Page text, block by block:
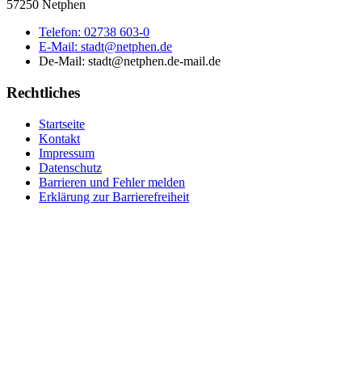
57250 Netphen
Telefon: 02738 603-0
E-Mail: stadt@netphen.de
De-Mail: stadt@netphen.de-mail.de
Rechtliches
Startseite
Kontakt
Impressum
Datenschutz
Barrieren und Fehler melden
Erklärung zur Barrierefreiheit